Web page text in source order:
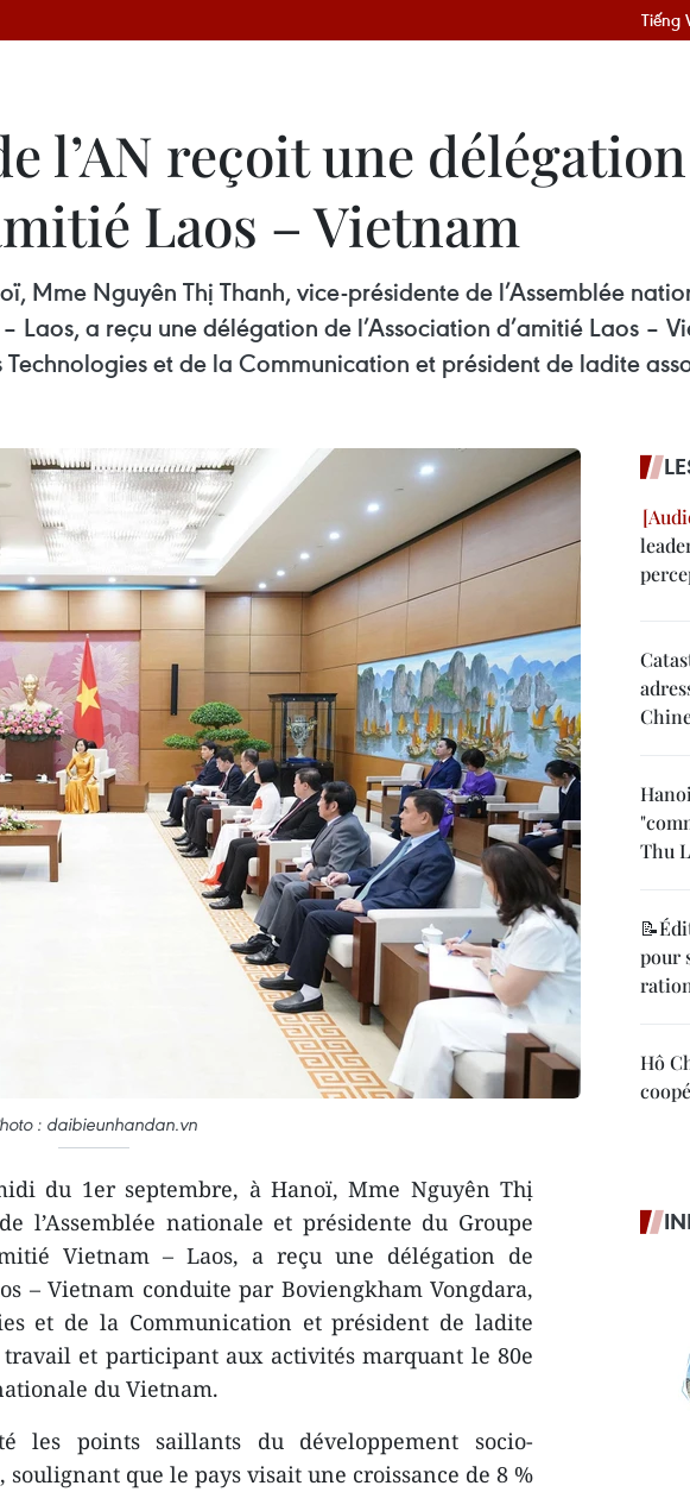
Tiếng
l’AN reçoit une
Laos – Vietnam
Mme Nguyên Thị Thanh, vice-présidente de l’Assemblée
Laos, a reçu une délégation de l’Association d’amitié Laos –
et de la Communication et président de ladite
: daibieunhandan.vn
du 1er septembre, à Hanoï, Mme Nguyên Thị
l’Assemblée nationale et présidente du Groupe
Vietnam – Laos, a reçu une délégation de
– Vietnam conduite par Boviengkham Vongdara,
et de la Communication et président de ladite
et participant aux activités marquant le 80e
du Vietnam.
les points saillants du développement socio-
que le pays visait une croissance de 8 %
Thu
pour
Hô